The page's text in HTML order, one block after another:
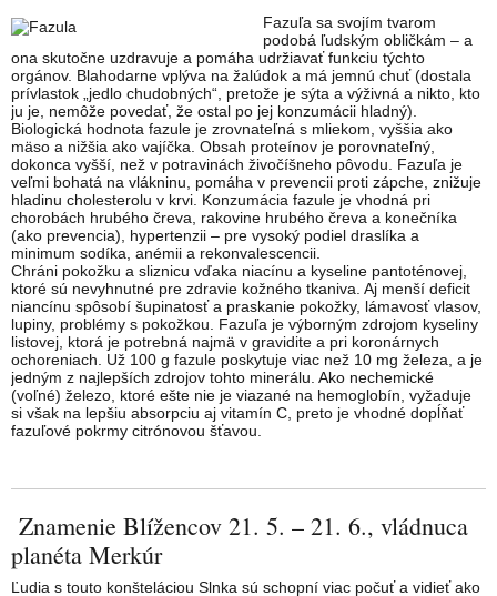
Fazuľa sa svojím tvarom
podobá ľudským obličkám – a
ona skutočne uzdravuje a pomáha udržiavať funkciu týchto
orgánov. Blahodarne vplýva na žalúdok a má jemnú chuť (dostala
prívlastok „jedlo chudobných“, pretože je sýta a výživná a nikto, kto
ju je, nemôže povedať, že ostal po jej konzumácii hladný).
Biologická hodnota fazule je zrovnateľná s mliekom, vyššia ako
mäso a nižšia ako vajíčka. Obsah proteínov je porovnateľný,
dokonca vyšší, než v potravinách živočíšneho pôvodu. Fazuľa je
veľmi bohatá na vlákninu, pomáha v prevencii proti zápche, znižuje
hladinu cholesterolu v krvi. Konzumácia fazule je vhodná pri
chorobách hrubého čreva, rakovine hrubého čreva a konečníka
(ako prevencia), hypertenzii – pre vysoký podiel draslíka a
minimum sodíka, anémii a rekonvalescencii.
Chráni pokožku a sliznicu vďaka niacínu a kyseline pantoténovej,
ktoré sú nevyhnutné pre zdravie kožného tkaniva. Aj menší deficit
niancínu spôsobí šupinatosť a praskanie pokožky, lámavosť vlasov,
lupiny, problémy s pokožkou. Fazuľa je výborným zdrojom kyseliny
listovej, ktorá je potrebná najmä v gravidite a pri koronárnych
ochoreniach. Už 100 g fazule poskytuje viac než 10 mg železa, a je
jedným z najlepších zdrojov tohto minerálu. Ako nechemické
(voľné) železo, ktoré ešte nie je viazané na hemoglobín, vyžaduje
si však na lepšiu absorpciu aj vitamín C, preto je vhodné dopĺňať
fazuľové pokrmy citrónovou šťavou.
Znamenie Blížencov 21. 5. – 21. 6., vládnuca
planéta Merkúr
Ľudia s touto konšteláciou Slnka sú schopní viac počuť a vidieť ako